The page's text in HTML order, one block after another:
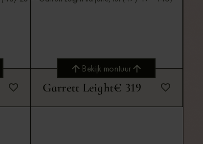
Bekijk montuur
Bekijk montuur
Garrett Leight€ 319